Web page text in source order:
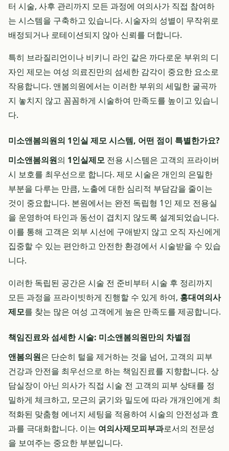
터 시술, 사후 관리까지 모든 과정에 여의사가 직접 참여하
는 시스템을 구축하고 있습니다. 시술자의 성별이 무작위로
배정되거나 로테이션되지 않아 신뢰를 더합니다.
특히 브라질리언이나 비키니 라인 같은 까다로운 부위의 디
자인 제모는 여성 의료진만의 섬세한 감각이 중요한 요소로
작용합니다. 앤봄의원에서는 이러한 부위의 세밀한 굴곡까
지 놓치지 않고 꼼꼼하게 시술하여 만족도를 높이고 있습니
다.
미소앤봄의원의 1인실 제모 시스템, 어떤 점이 특별한가요?
미소앤봄의원의 1인실제모 전용 시스템은 고객의 프라이버
시 보호를 최우선으로 합니다. 제모 시술은 개인의 은밀한
부분을 다루는 만큼, 노출에 대한 심리적 부담감을 줄이는
것이 중요합니다. 본원에서는 완전 독립형 1인 제모 전용실
을 운영하여 타인과 동선이 겹치지 않도록 설계되었습니다.
이를 통해 고객은 외부 시선에 구애받지 않고 오직 자신에게
집중할 수 있는 편안하고 안전한 환경에서 시술받을 수 있습
니다.
이러한 독립된 공간은 시술 전 준비부터 시술 후 정리까지
모든 과정을 프라이빗하게 진행할 수 있게 하여, 홍대여의사
제모를 찾는 많은 여성 고객에게 높은 만족도를 제공합니다.
책임진료와 섬세한 시술: 미소앤봄의원만의 차별점
앤봄의원은 단순히 털을 제거하는 것을 넘어, 고객의 피부
건강과 안전을 최우선으로 하는 책임진료를 지향합니다. 상
담실장이 아닌 의사가 직접 시술 전 고객의 피부 상태를 정
밀하게 체크하고, 모근의 굵기와 밀도에 따라 개개인에게 최
적화된 맞춤형 에너지 세팅을 적용하여 시술의 안전성과 효
과를 극대화합니다. 이는 여의사제모피부과로서의 전문성
을 보여주는 중요한 부분입니다.